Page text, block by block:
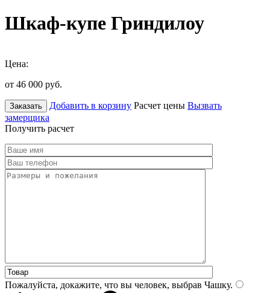
Шкаф-купе Гриндилоу
Цена:
от 46 000 руб.
Заказать Добавить в корзину Расчет цены Вызвать
замерщика
Получить расчет
Пожалуйста, докажите, что вы человек, выбрав Чашку.